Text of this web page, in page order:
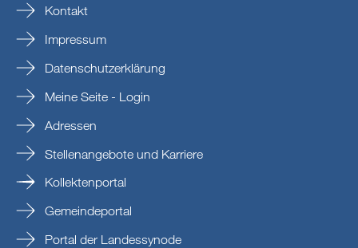
Kontakt
Impressum
Datenschutzerklärung
Meine Seite - Login
Adressen
Stellenangebote und Karriere
Kollektenportal
Gemeindeportal
Portal der Landessynode